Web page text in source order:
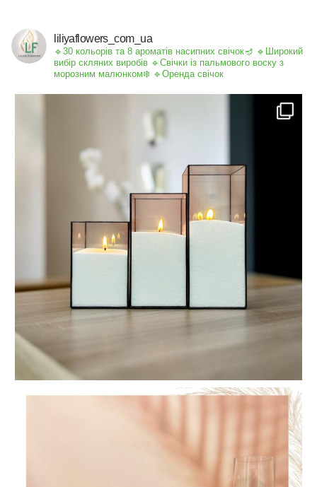
liliyaflowers_com_ua
🔹30 кольорів та 8 ароматів насипних свічок🪔 🔹Широкий
вибір скляних виробів 🔹Свічки із пальмового воску з
морозним малюнком❄️ 🔹Оренда свічок